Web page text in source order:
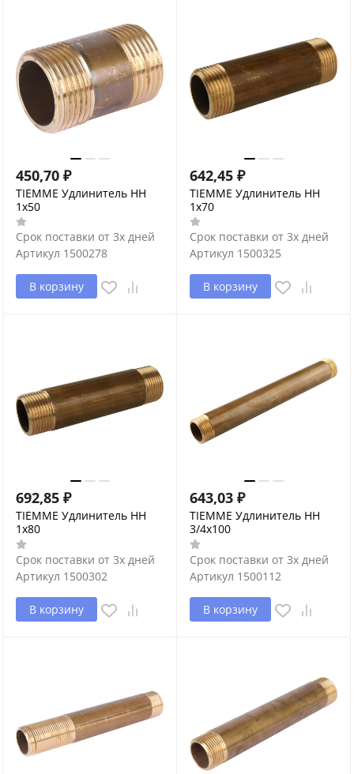
450,70 ₽
TIEMME Удлинитель НН
1х50
Срок поставки от 3х дней
Артикул 1500278
В корзину
642,45 ₽
TIEMME Удлинитель НН
1х70
Срок поставки от 3х дней
Артикул 1500325
В корзину
692,85 ₽
TIEMME Удлинитель НН
1х80
Срок поставки от 3х дней
Артикул 1500302
В корзину
643,03 ₽
TIEMME Удлинитель НН
3/4х100
Срок поставки от 3х дней
Артикул 1500112
В корзину